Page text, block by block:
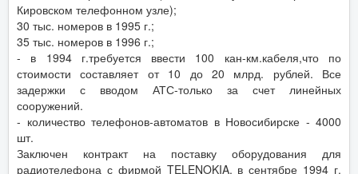
Кировском телефонном узле);
30 тыс. номеров в 1995 г.;
35 тыс. номеров в 1996 г.;
- в 1994 г.требуется ввести 100 кан-км.кабеля,что по
стоимости составляет от 10 до 20 млрд. рублей. Все
задержки с вводом АТС-только за счет линейных
сооружений.
- количество телефонов-автоматов в Новосибирске - 4000
шт.
Заключен контракт на поставку оборудования для
радиотелефона с фирмой TELENOKIA, в сентябре 1994 г.